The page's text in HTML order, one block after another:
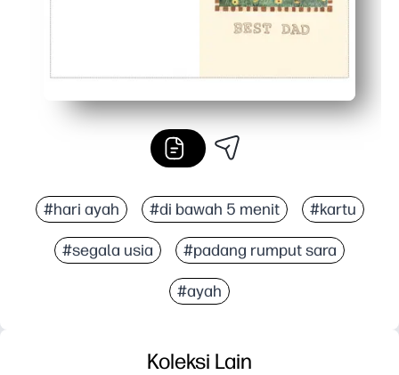
#hari ayah #di bawah 5 menit #kartu
#segala usia #padang rumput sara
#ayah
Koleksi Lain